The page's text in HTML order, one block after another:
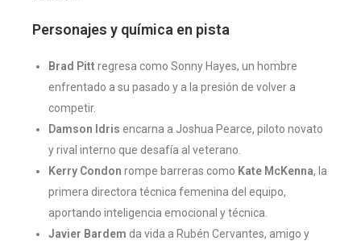
Personajes y química en pista
Brad Pitt regresa como Sonny Hayes, un hombre
enfrentado a su pasado y a la presión de volver a
competir.
Damson Idris encarna a Joshua Pearce, piloto novato
y rival interno que desafía al veterano.
Kerry Condon rompe barreras como Kate McKenna, la
primera directora técnica femenina del equipo,
aportando inteligencia emocional y técnica.
Javier Bardem da vida a Rubén Cervantes, amigo y